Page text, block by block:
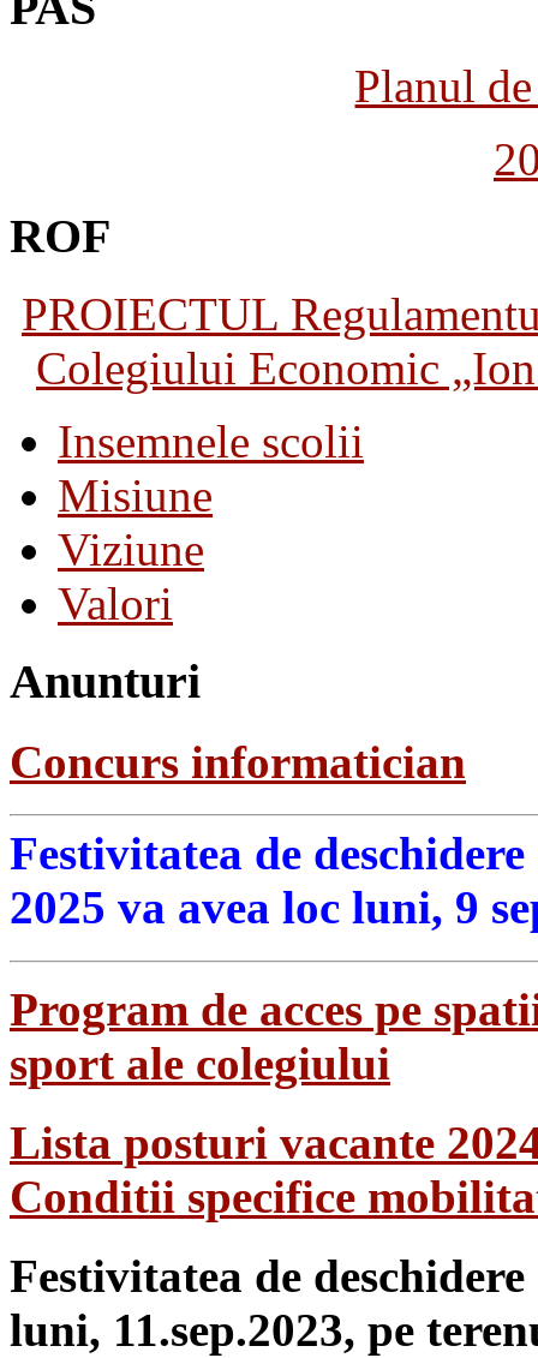
Planul
ROF
PROIECTUL
Colegiului Economic
Insemnele scolii
Misiune
Viziune
Valori
Anunturi
Concurs informatician
Festivitatea de
2025 va avea loc luni, 9
Program de acces pe
sport ale colegiului
Lista posturi vacante
Conditii specifice
Festivitatea de
luni, 11.sep.2023, pe